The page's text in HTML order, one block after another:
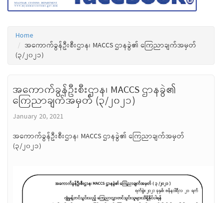
Home
အကောက်ခွန်ဦးစီးဌာန၊ MACCS ဌာနခွဲ၏ ကြေညာချက်အမှတ်
(၃/၂၀၂၁)
အကောက်ခွန်ဦးစီးဌာန၊ MACCS ဌာနခွဲ၏
ကြေညာချက်အမှတ် (၃/၂၀၂၁)
January 20, 2021
အကောက်ခွန်ဦးစီးဌာန၊ MACCS ဌာနခွဲ၏ ကြေညာချက်အမှတ်
(၃/၂၀၂၁)